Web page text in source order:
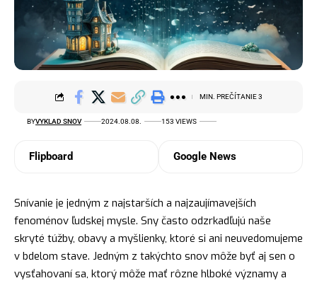
BYVYKLAD SNOV 2024.08.08. 153 VIEWS
MIN. PREČÍTANIE 3
Flipboard Google News
Snívanie je jedným z najstarších a najzaujímavejších
fenoménov ľudskej mysle. Sny často odzrkadľujú naše
skryté túžby, obavy a myšlienky, ktoré si ani neuvedomujeme
v bdelom stave. Jedným z takýchto snov môže byť aj sen o
vysťahovaní sa, ktorý môže mať rôzne hlboké významy a